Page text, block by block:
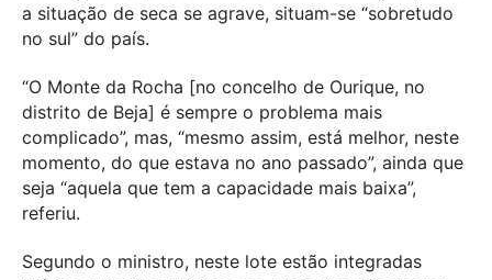
a situação de seca se agrave, situam-se “sobretudo
no sul” do país.
“O Monte da Rocha [no concelho de Ourique, no
distrito de Beja] é sempre o problema mais
complicado”, mas, “mesmo assim, está melhor, neste
momento, do que estava no ano passado”, ainda que
seja “aquela que tem a capacidade mais baixa”,
referiu.
Segundo o ministro, neste lote estão integradas